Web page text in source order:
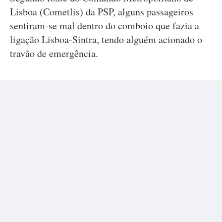
Lisboa (Cometlis) da PSP, alguns passageiros
sentiram-se mal dentro do comboio que fazia a
ligação Lisboa-Sintra, tendo alguém acionado o
travão de emergência.